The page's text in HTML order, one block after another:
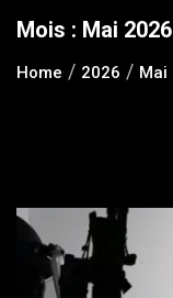
Mois : Mai 2026
Home 2026 Mai